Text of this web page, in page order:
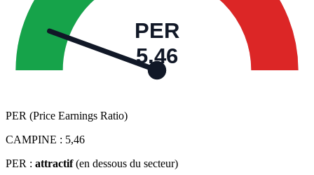
PER
5,46
PER (Price Earnings Ratio)
CAMPINE : 5,46
PER : attractif (en dessous du secteur)